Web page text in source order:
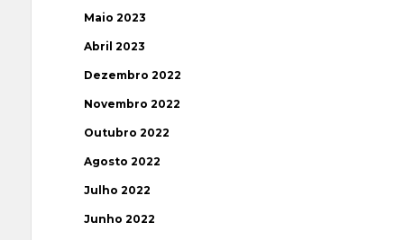
Maio 2023
Abril 2023
Dezembro 2022
Novembro 2022
Outubro 2022
Agosto 2022
Julho 2022
Junho 2022